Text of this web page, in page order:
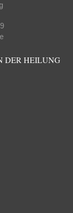
DER HEILUNG